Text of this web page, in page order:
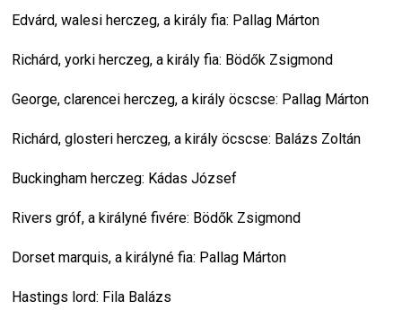
Edvárd, walesi herczeg, a király fia: Pallag Márton
Richárd, yorki herczeg, a király fia: Bödők Zsigmond
George, clarencei herczeg, a király öcscse: Pallag Márton
Richárd, glosteri herczeg, a király öcscse: Balázs Zoltán
Buckingham herczeg: Kádas József
Rivers gróf, a királyné fivére: Bödők Zsigmond
Dorset marquis, a királyné fia: Pallag Márton
Hastings lord: Fila Balázs